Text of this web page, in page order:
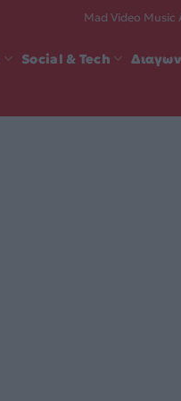
Mad Video Music
Social & Tech